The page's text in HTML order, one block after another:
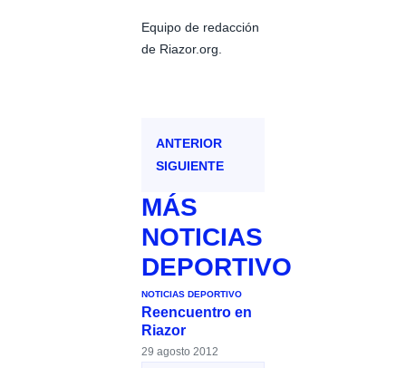
Equipo de redacción
de Riazor.org.
ANTERIOR
SIGUIENTE
MÁS
NOTICIAS
DEPORTIVO
NOTICIAS DEPORTIVO
Reencuentro en
Riazor
29 agosto 2012